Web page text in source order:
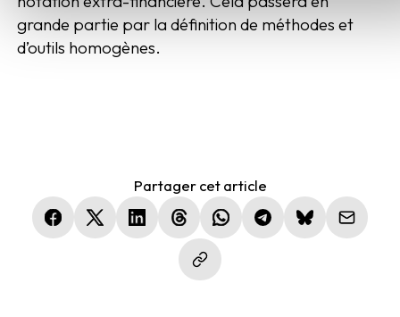
grande partie par la définition de méthodes et
d’outils homogènes.
Partager cet article
(nouvelle fenêtre)
(nouvelle fenêtre)
(nouvelle fenêtre)
(nouvelle fenêtre)
(nouvelle fenêtre)
(nouvelle fenêtre)
(nouvelle